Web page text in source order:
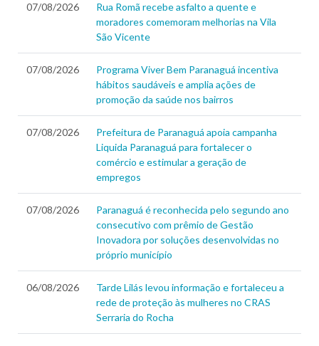
07/08/2026
Rua Romã recebe asfalto a quente e
moradores comemoram melhorias na Vila
São Vicente
07/08/2026
Programa Viver Bem Paranaguá incentiva
hábitos saudáveis e amplia ações de
promoção da saúde nos bairros
07/08/2026
Prefeitura de Paranaguá apoia campanha
Liquida Paranaguá para fortalecer o
comércio e estimular a geração de
empregos
07/08/2026
Paranaguá é reconhecida pelo segundo ano
consecutivo com prêmio de Gestão
Inovadora por soluções desenvolvidas no
próprio município
06/08/2026
Tarde Lilás levou informação e fortaleceu a
rede de proteção às mulheres no CRAS
Serraria do Rocha